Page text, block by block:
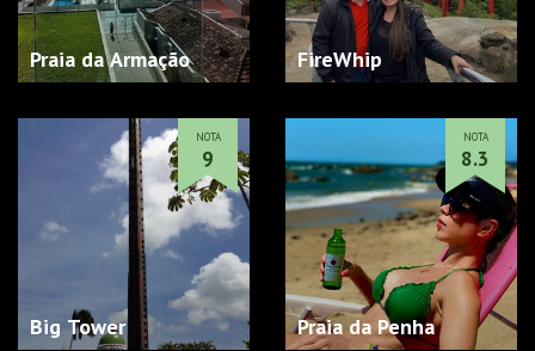
Praia da Armação FireWhip
Big Tower
NOTA
9
Praia da Penha
NOTA
8.3